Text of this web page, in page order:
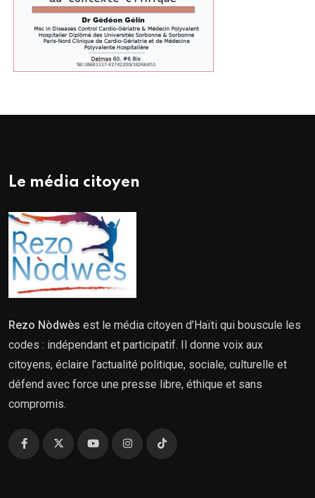
Le média citoyen
Rezo Nòdwès est le média citoyen d’Haïti qui bouscule les
codes : indépendant et participatif. Il donne voix aux
citoyens, éclaire l’actualité politique, sociale, culturelle et
défend avec force une presse libre, éthique et sans
compromis.